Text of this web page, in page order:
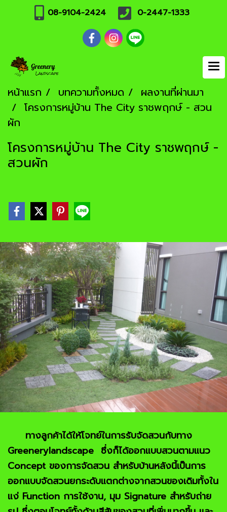
08-9104-2424 0-2447-1333
หน้าแรก บทความทั้งหมด
ผลงานที่ผ่านมา
โครงการหมู่บ้าน The City ราชพฤกษ์ - สวน
ผัก
โครงการหมู่บ้าน The City ราชพฤกษ์ -
สวนผัก
ทางลูกค้าได้ให้โจทย์ในการรับจัดสวนกับทาง
Greenerylandscape ซึ่งก็ได้ออกแบบสวนตามแนว
Concept ของการจัดสวน สำหรับบ้านหลังนี้เป็นการ
ออกแบบจัดสวนยกระดับแตกต่างจากสวนของเดิมทั้งใน
แง่ Function การใช้งาน, มุม Signature สำหรับถ่าย